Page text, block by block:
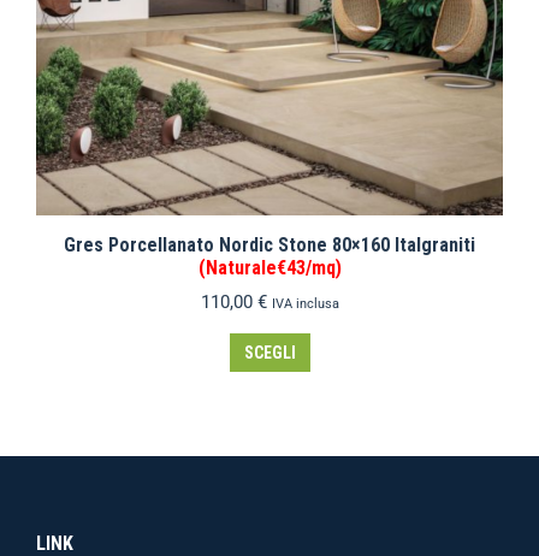
Gres Porcellanato Nordic Stone 80×160 Italgraniti
(Naturale€43/mq)
110,00 € IVA inclusa
SCEGLI
LINK